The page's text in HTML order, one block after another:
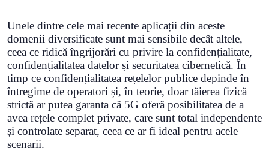
Unele dintre cele mai recente aplicații din aceste
domenii diversificate sunt mai sensibile decât altele,
ceea ce ridică îngrijorări cu privire la confidențialitate,
confidențialitatea datelor și securitatea cibernetică. În
timp ce confidențialitatea rețelelor publice depinde în
întregime de operatori și, în teorie, doar tăierea fizică
strictă ar putea garanta că 5G oferă posibilitatea de a
avea rețele complet private, care sunt total independente
și controlate separat, ceea ce ar fi ideal pentru acele
scenarii.